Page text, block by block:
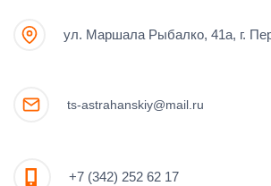
ул. Маршала Рыбалко, 41а, г.
ts-astrahanskiy@mail.ru
+7 (342) 252 62 17